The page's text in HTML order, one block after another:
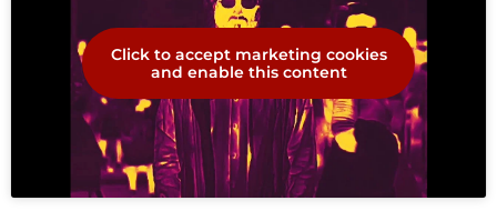
Click to accept marketing cookies
and enable this content